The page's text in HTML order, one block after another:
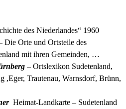
des Niederlandes“ 1960
Die Orte und Ortsteile des
mit ihren Gemeinden, …
– Ortslexikon Sudetenland,
,Eger, Trautenau, Warnsdorf, Brünn,
Heimat-Landkarte – Sudetenland